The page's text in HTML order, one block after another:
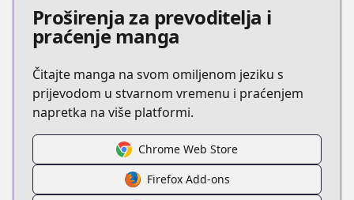
Proširenja za prevoditelja i
praćenje manga
Čitajte manga na svom omiljenom jeziku s
prijevodom u stvarnom vremenu i praćenjem
napretka na više platformi.
Chrome Web Store
Firefox Add-ons